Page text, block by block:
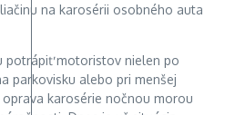
potrápiť motoristov nielen po
parkovisku alebo pri menšej
karosérie nočnou morou